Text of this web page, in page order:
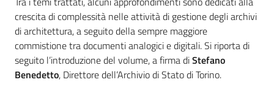
crescita di complessità nelle attività di gestione degli archivi
di architettura, a seguito della sempre maggiore
commistione tra documenti analogici e digitali. Si riporta di
seguito l’introduzione del volume, a firma diStefano
Benedetto, Direttore dell’Archivio di Stato di Torino.